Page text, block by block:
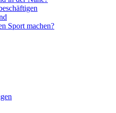
Sport machen?